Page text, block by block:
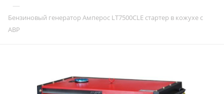
—
Бензиновый генератор Амперос LT7500CLE стартер в кожухе с
АВР